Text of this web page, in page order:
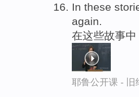
In these
again.
在这些故事
耶鲁公开课 - 旧